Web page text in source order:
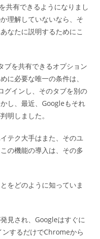
共有できるようになりまし
理解していないなら、そ
なたに説明するためにこ
ブを共有できるオプション
に必要な唯一の条件は、
インし、そのタブを別の
し、最近、Googleもそれ
明しました。
テク大手はまた、そのユ
の機能の導入は、その多
をどのように知っていま
見され、Googleはすぐに
するだけでChromeから